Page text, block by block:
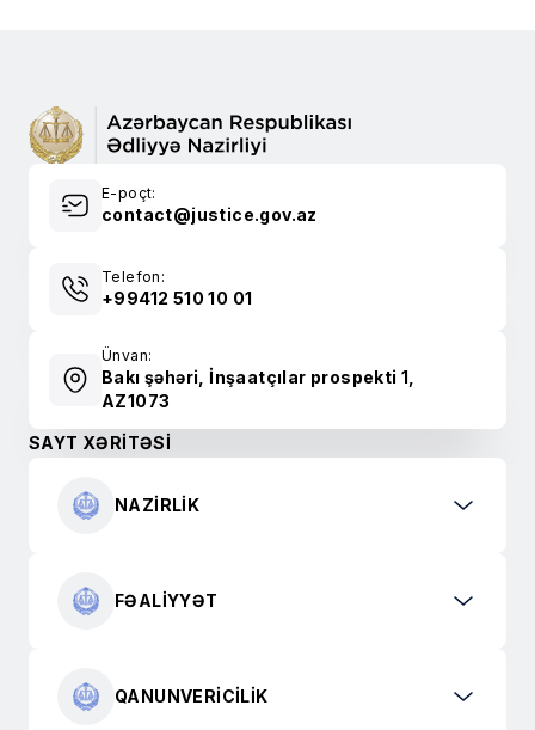
E-poçt:
contact@justice.gov.az
Telefon:
+99412 510 10 01
Ünvan:
Bakı şəhəri, İnşaatçılar prospekti 1,
AZ1073
SAYT XƏRİTƏSİ
NAZIRLIK
FƏALIYYƏT
QANUNVERICILIK